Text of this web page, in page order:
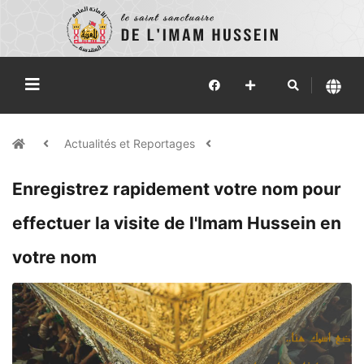
Actualités et Reportages
Enregistrez rapidement votre nom pour
effectuer la visite de l'Imam Hussein en
votre nom